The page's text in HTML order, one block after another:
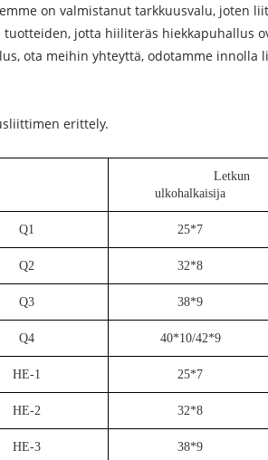
on valmistanut tarkkuusvalu, joten
jotta hiiliteräs hiekkapuhallus
ota meihin yhteyttä, odotamme innolla
erittely.
Letkun
ulkohalkaisija
Q1 25*7
Q2 32*8
Q3 38*9
Q4 40*10/42*9
HE-1 25*7
HE-2 32*8
HE-3 38*9